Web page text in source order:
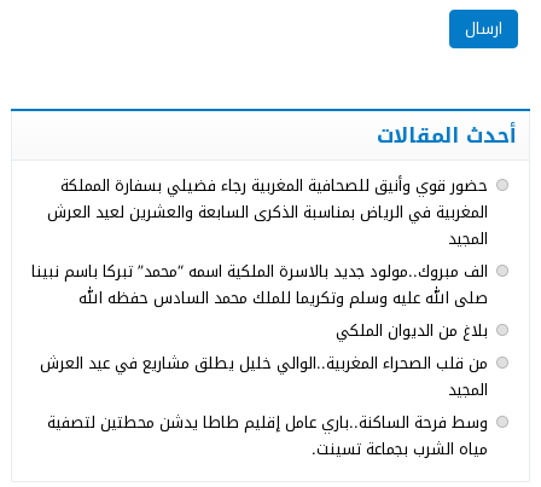
أحدث المقالات
حضور قوي وأنيق للصحافية المغربية رجاء فضيلي بسفارة المملكة
المغربية في الرياض بمناسبة الذكرى السابعة والعشرين لعيد العرش
المجيد
الف مبروك..مولود جديد بالاسرة الملكية اسمه “محمد” تبركا باسم نبينا
صلى الله عليه وسلم وتكريما للملك محمد السادس حفظه الله
بلاغ من الديوان الملكي
من قلب الصحراء المغربية..الوالي خليل يطلق مشاريع في عيد العرش
المجيد
وسط فرحة الساكنة..باري عامل إقليم طاطا يدشن محطتين لتصفية
مياه الشرب بجماعة تسينت.